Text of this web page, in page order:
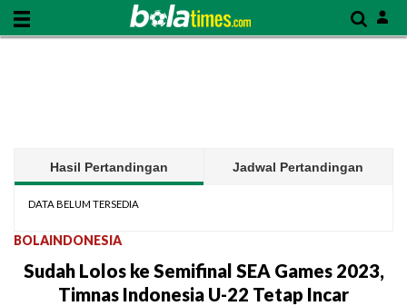
Hasil Pertandingan Jadwal Pertandingan
DATA BELUM TERSEDIA
BOLAINDONESIA
Sudah Lolos ke Semifinal SEA Games 2023,
Timnas Indonesia U-22 Tetap Incar